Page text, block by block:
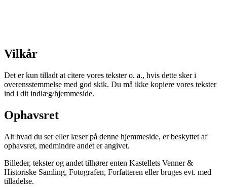
Vilkår
Det er kun tilladt at citere vores tekster o. a., hvis dette sker i
overensstemmelse med god skik. Du må ikke kopiere vores tekster
ind i dit indlæg/hjemmeside.
Ophavsret
Alt hvad du ser eller læser på denne hjemmeside, er beskyttet af
ophavsret, medmindre andet er angivet.
Billeder, tekster og andet tilhører enten Kastellets Venner &
Historiske Samling, Fotografen, Forfatteren eller bruges evt. med
tilladelse.